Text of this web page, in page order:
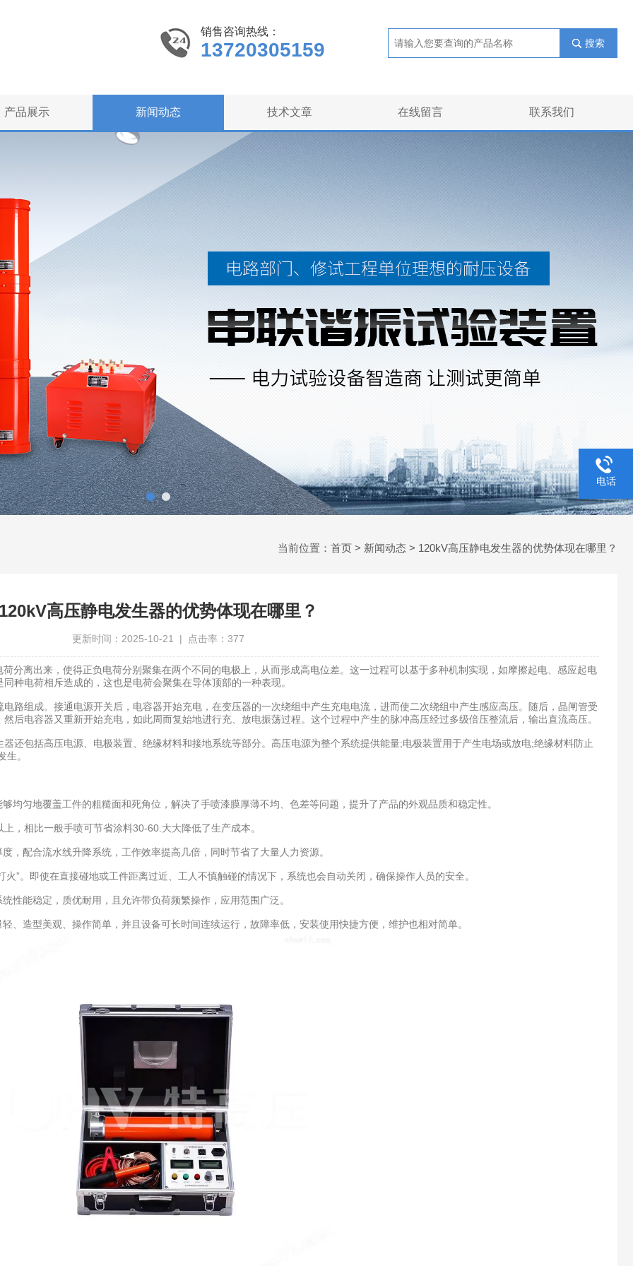
销售咨询热线：
13720305159 搜索
产品展示 新闻动态 技术文章 在线留言 联系我们
当前位置： 首页 > 新闻动态 > 120kV高压静电发生器的优势体现在哪里？
高压静电发生器的优势体现在哪里？
更新时间：2025-10-21 | 点击率：377
分离出来，使得正负电荷分别聚集在两个不同的电极上，从而形成高电位差。这一过程可以基于多种机制实现，如摩擦起电、感应起电
种电荷相斥造成的，这也是电荷会聚集在导体顶部的一种表现。
组成。接通电源开关后，电容器开始充电，在变压器的一次绕组中产生充电电流，进而使二次绕组中产生感应高压。随后，晶闸管受
后电容器又重新开始充电，如此周而复始地进行充、放电振荡过程。这个过程中产生的脉冲高压经过多级倍压整流后，输出直流高压。
包括高压电源、电极装置、绝缘材料和接地系统等部分。高压电源为整个系统提供能量;电极装置用于产生电场或放电;绝缘材料防止
。
地覆盖工件的粗糙面和死角位，解决了手喷漆膜厚薄不均、色差等问题，提升了产品的外观品质和稳定性。
相比一般手喷可节省涂料30-60.大大降低了生产成本。
配合流水线升降系统，工作效率提高几倍，同时节省了大量人力资源。
即使在直接碰地或工件距离过近、工人不慎触碰的情况下，系统也会自动关闭，确保操作人员的安全。
能稳定，质优耐用，且允许带负荷频繁操作，应用范围广泛。
型美观、操作简单，并且设备可长时间连续运行，故障率低，安装使用快捷方便，维护也相对简单。
电话